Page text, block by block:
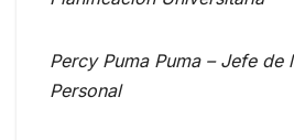
Percy Puma Puma – Jefe de
Personal